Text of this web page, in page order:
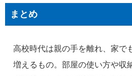
まとめ
高校時代は親の手を離れ、家で
増えるもの。部屋の使い方や収